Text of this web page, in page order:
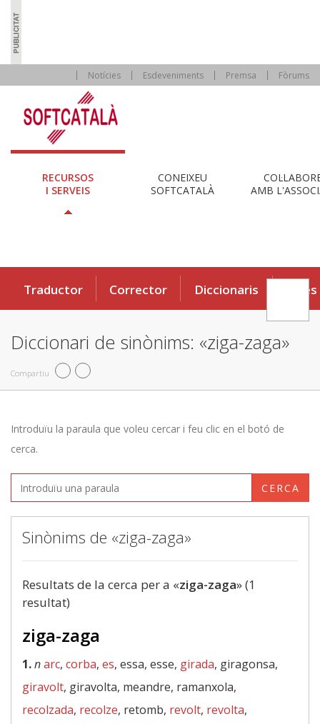
Notícies Esdeveniments Premsa Fòrums
RECURSOS
I SERVEIS
CONEIXEU
SOFTCATALÀ
AMB
Traductor Corrector Diccionaris Eines
Diccionari de sinònims: «ziga-zaga»
Compartiu
Introduïu la paraula que voleu cercar i feu clic en el botó de
cerca.
CERCA
Sinònims de «ziga-zaga»
Resultats de la cerca per a «ziga-zaga» (1
resultat)
ziga-zaga
1.narc, corba, es, essa, esse, girada, giragonsa,
giravolt, giravolta, meandre, ramanxola,
recolzada, recolze, retomb, revolt, revolta,